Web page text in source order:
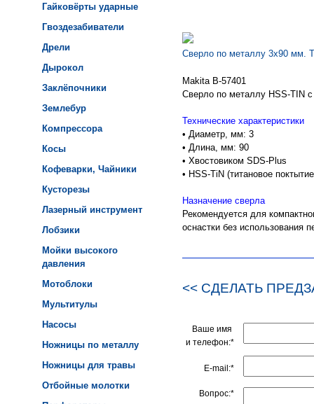
Гайковёрты ударные
Гвоздезабиватели
Дрели
Дырокол
Заклёпочники
Землебур
Компрессора
Косы
Кофеварки, Чайники
Кусторезы
Лазерный инструмент
Лобзики
Мойки высокого
давления
Мотоблоки
Мультитулы
Насосы
Ножницы по металлу
Ножницы для травы
Отбойные молотки
Сверло по металлу 3х90 мм.
Makita B-57401
Сверло по металлу HSS-TIN
Технические характеристики
• Диаметр, мм: 3
• Длина, мм: 90
• Хвостовиком SDS-Plus
• HSS-TiN (титановое
Назначение сверла
Рекомендуется для
оснастки без использования
<< СДЕЛАТЬ
Ваше имя
и телефон:*
E-mail:*
Вопрос:*